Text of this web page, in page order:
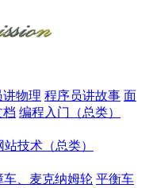
物理 程序员讲故事 面
档 编程入门（总类）
站技术（总类）
车、麦克纳姆轮 平衡车